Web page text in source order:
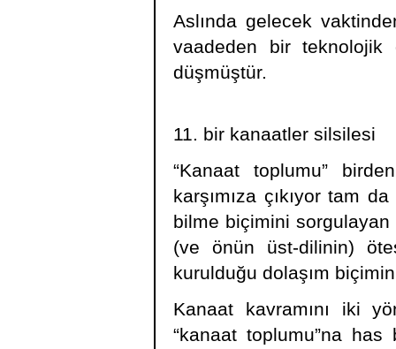
Aslında gelecek
vaadeden bir teknolojik
düşmüştür.
11. bir kanaatler silsilesi
“Kanaat toplumu”
karşımıza çıkıyor tam
bilme biçimini sorgulayan
(ve önün üst-dilinin)
kurulduğu dolaşım
Kanaat kavramını iki
“kanaat toplumu”na has